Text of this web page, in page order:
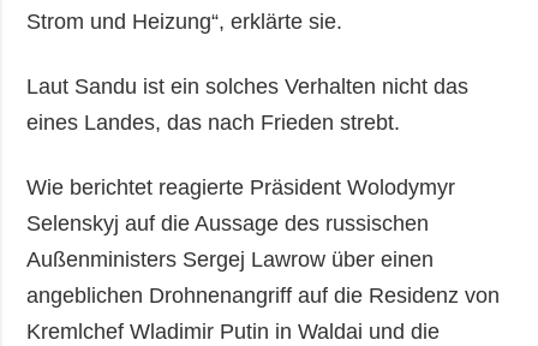
Strom und Heizung“, erklärte sie.
Laut Sandu ist ein solches Verhalten nicht das
eines Landes, das nach Frieden strebt.
Wie berichtet reagierte Präsident Wolodymyr
Selenskyj auf die Aussage des russischen
Außenministers Sergej Lawrow über einen
angeblichen Drohnenangriff auf die Residenz von
Kremlchef Wladimir Putin in Waldai und die